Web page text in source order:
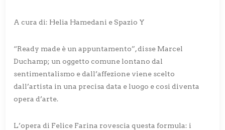
A cura di: Helia Hamedani e Spazio Y
“Ready made è un appuntamento”, disse Marcel
Duchamp; un oggetto comune lontano dal
sentimentalismo e dall’affezione viene scelto
dall’artista in una precisa data e luogo e cosi diventa
opera d’arte.
L’opera di Felice Farina rovescia questa formula: i